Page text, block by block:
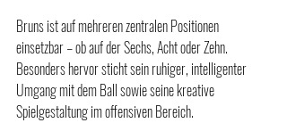
Bruns ist auf mehreren zentralen Positionen
einsetzbar – ob auf der Sechs, Acht oder Zehn.
Besonders hervor sticht sein ruhiger, intelligenter
Umgang mit dem Ball sowie seine kreative
Spielgestaltung im offensiven Bereich.